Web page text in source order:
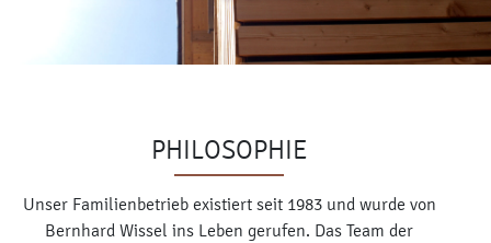
PHILOSOPHIE
Unser Familienbetrieb existiert seit 1983 und wurde von
Bernhard Wissel ins Leben gerufen. Das Team der